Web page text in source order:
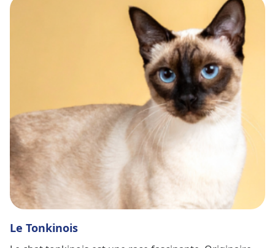
race elle-même. Tout a commencé dans les années
1960, lorsque la généticienne Jean Mill a souhaité
croiser un chat domestique avec un chat léopard
d’Asie. Son objectif était de créer une race de chat qui
combinerait l’apparence sauvage du chat léopard avec
le tempérament docile d’un chat de compagnie. Ce
projet ambitieux a nécessité des années de travail
acharné et de sélection minutieuse. C’est seulement
après plusieurs générations de croisements que la
race du Bengal, telle que nous la connaissons
aujourd’hui, a vu le jour.
Le Tonkinois